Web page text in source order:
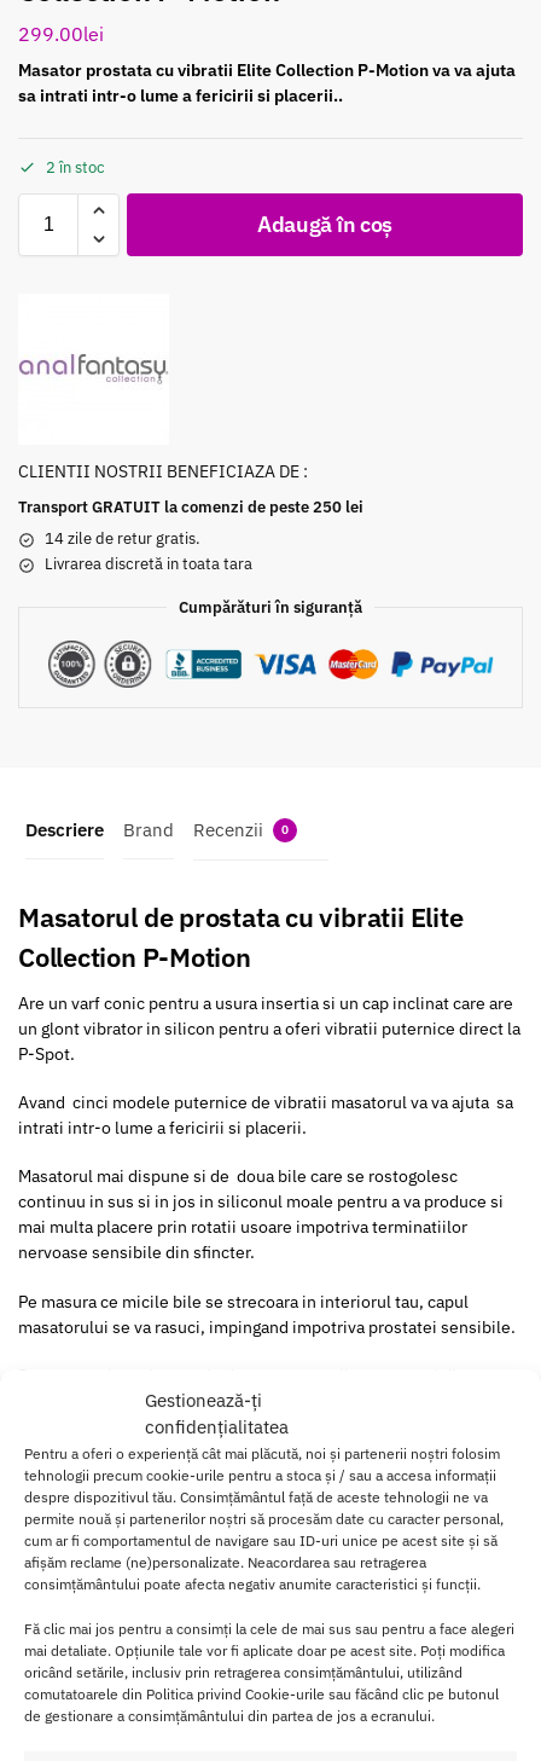
Gestionează-ți
confidențialitatea
Pentru a oferi o experiență cât mai plăcută, noi și partenerii noștri folosim
tehnologii precum cookie-urile pentru a stoca și / sau a accesa informații
despre dispozitivul tău. Consimțământul față de aceste tehnologii ne va
permite nouă și partenerilor noștri să procesăm date cu caracter personal,
cum ar fi comportamentul de navigare sau ID-uri unice pe acest site și să
afișăm reclame (ne)personalizate. Neacordarea sau retragerea
consimțământului poate afecta negativ anumite caracteristici și funcții.
Fă clic mai jos pentru a consimți la cele de mai sus sau pentru a face alegeri
mai detaliate. Opțiunile tale vor fi aplicate doar pe acest site. Poți modifica
oricând setările, inclusiv prin retragerea consimțământului, utilizând
comutatoarele din Politica privind Cookie-urile sau făcând clic pe butonul
de gestionare a consimțământului din partea de jos a ecranului.
299.00lei
Masator prostata cu vibratii Elite Collection P-Motion va va ajuta
sa intrati intr-o lume a fericirii si placerii..
2 în stoc
Adaugă în coș
CLIENTII NOSTRII BENEFICIAZA DE :
Transport GRATUIT la comenzi de peste 250 lei
14 zile de retur gratis.
Livrarea discretă in toata tara
Cumpărături în siguranță
Descriere Brand Recenzii 0
Masatorul de prostata cu vibratii Elite
Collection P-Motion
Are un varf conic pentru a usura insertia si un cap inclinat care are
un glont vibrator in silicon pentru a oferi vibratii puternice direct la
P-Spot.
Avand cinci modele puternice de vibratii masatorul va va ajuta sa
intrati intr-o lume a fericirii si placerii.
Masatorul mai dispune si de doua bile care se rostogolesc
continuu in sus si in jos in siliconul moale pentru a va produce si
mai multa placere prin rotatii usoare impotriva terminatiilor
nervoase sensibile din sfincter.
Pe masura ce micile bile se strecoara in interiorul tau, capul
masatorului se va rasuci, impingand impotriva prostatei sensibile.
cele mai placute tipuri de stimulare posibila!
P-Motion este conceput pentru a va oferi cele mai intense si cele
mai puternice senzatii imaginate vreodata. Incercati Masatorul P-
Motion in dus sau spa si transformati timpul petrecut in baie in
placere! Manerul larg il impiedica sa alunece prea mult, se
potriveste confortabil intre fese.
Elite Silicone materialul a corpului este matasos la atingere,
hipoalergenic si facut pentru a juca din greu. Masatorul P-Motion
este reincarcabil, o reincarcare tinand pana la 2 ore de senzatii
cum nu a-ti mai intalnit.
P